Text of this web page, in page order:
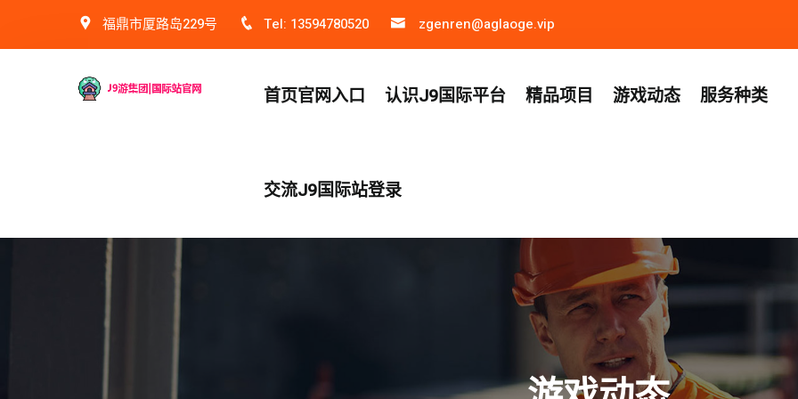
福鼎市厦路岛229号 Tel: 13594780520 zgenren@aglaoge.vip
首页官网入口 认识J9国际平台 精品项目 游戏动态 服务种类
交流J9国际站登录